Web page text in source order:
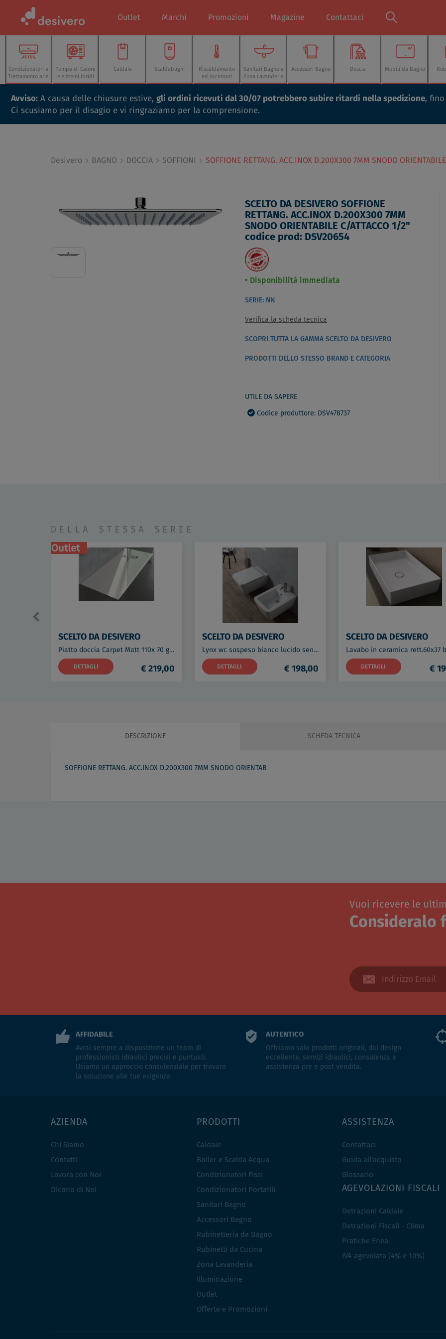
Outlet Marchi Promozioni Magazine Contattaci
Condizionatori e
Trattamento aria
Pompe di Calore
e sistemi ibridi
Caldaie Scaldabagni
Riscaldamento
ed Accessori
Sanitari Bagno e
Zona Lavanderia
Accessori Bagno Doccia Mobili da Bagno
Avviso: A causa delle chiusure estive, gli ordini ricevuti dal 30/07 potrebbero subire ritardi nella spedizione,
Ci scusiamo per il disagio e vi ringraziamo per la comprensione.
Desivero BAGNO DOCCIA SOFFIONI SOFFIONE RETTANG. ACC.INOX D.200X300 7MM SNODO
SCELTO DA DESIVERO SOFFIONE
RETTANG. ACC.INOX D.200X300 7MM
SNODO ORIENTABILE C/ATTACCO 1/2"
codice prod: DSV20654
Disponibilità immediata
SERIE: NN
Verifica la scheda tecnica
SCOPRI TUTTA LA GAMMA SCELTO DA DESIVERO
PRODOTTI DELLO STESSO BRAND E CATEGORIA
UTILE DA SAPERE
Codice produttore: DSV478737
DELLA STESSA SERIE
Outlet
SCELTO DA DESIVERO
Piatto doccia Carpet Matt 110x 70 grigio codice prod: DSV15217GR
DETTAGLI € 219,00
SCELTO DA DESIVERO
Lynx wc sospeso bianco lucido senza brida con fissaggi codice prod: DSV16561
DETTAGLI € 198,00
SCELTO DA DESIVERO
DETTAGLI €
DESCRIZIONE SCHEDA TECNICA
SOFFIONE RETTANG. ACC.INOX D.200X300 7MM SNODO ORIENTAB
Vuoi ricevere le
Consideralo
AFFIDABILE
Avrai sempre a disposizione un team di
professionisti idraulici precisi e puntuali.
Usiamo un approccio consulenziale per trovare
la soluzione alle tue esigenze.
AUTENTICO
Offriamo solo prodotti originali, dal design
eccellente, servizi idraulici, consulenza e
assistenza pre e post vendita.
AZIENDA
Chi Siamo
Contatti
Lavora con Noi
Dicono di Noi
PRODOTTI
Caldaie
Boiler e Scalda Acqua
Condizionatori Fissi
Condizionatori Portatili
Sanitari Bagno
Accessori Bagno
Rubinetteria da Bagno
Rubinetti da Cucina
Zona Lavanderia
Illuminazione
Outlet
Offerte e Promozioni
ASSISTENZA
Contattaci
Guida all'acquisto
Glossario
AGEVOLAZIONI FISCALI
Detrazioni Caldaie
Detrazioni Fiscali - Clima
Pratiche Enea
IVA agevolata (4% e 10%)